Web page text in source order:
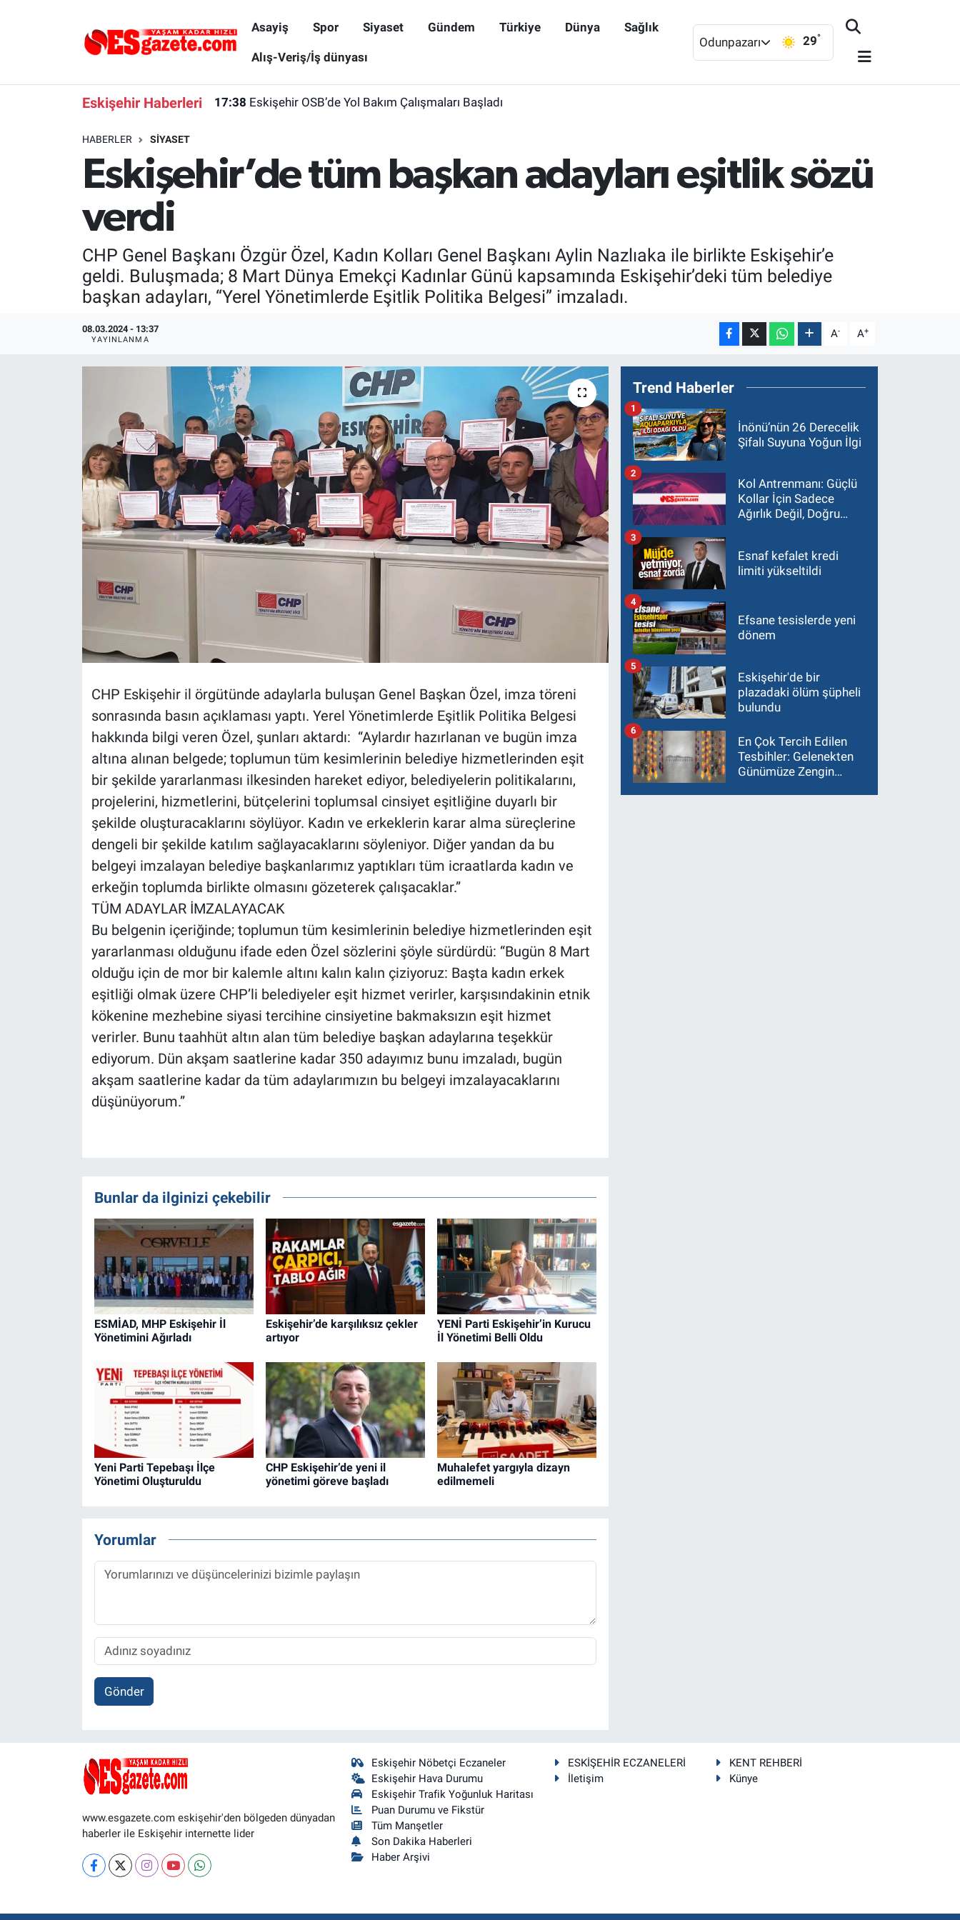
Asayiş Spor Siyaset Gündem Türkiye Dünya Sağlık
Alış-Veriş/İş dünyası
Odunpazarı 29°
Eskişehir Haberleri 17:38 Eskişehir OSB’de Yol Bakım Çalışmaları Başladı
HABERLER SIYASET
Eskişehir’de tüm başkan adayları eşitlik sözü
verdi
CHP Genel Başkanı Özgür Özel, Kadın Kolları Genel Başkanı Aylin Nazlıaka ile birlikte Eskişehir’e
geldi. Buluşmada; 8 Mart Dünya Emekçi Kadınlar Günü kapsamında Eskişehir’deki tüm belediye
başkan adayları, “Yerel Yönetimlerde Eşitlik Politika Belgesi” imzaladı.
08.03.2024 - 13:37
YAYINLANMA A- A+
CHP Eskişehir il örgütünde adaylarla buluşan Genel Başkan Özel, imza töreni
sonrasında basın açıklaması yaptı. Yerel Yönetimlerde Eşitlik Politika Belgesi
hakkında bilgi veren Özel, şunları aktardı: “Aylardır hazırlanan ve bugün imza
altına alınan belgede; toplumun tüm kesimlerinin belediye hizmetlerinden eşit
bir şekilde yararlanması ilkesinden hareket ediyor, belediyelerin politikalarını,
projelerini, hizmetlerini, bütçelerini toplumsal cinsiyet eşitliğine duyarlı bir
şekilde oluşturacaklarını söylüyor. Kadın ve erkeklerin karar alma süreçlerine
dengeli bir şekilde katılım sağlayacaklarını söyleniyor. Diğer yandan da bu
belgeyi imzalayan belediye başkanlarımız yaptıkları tüm icraatlarda kadın ve
erkeğin toplumda birlikte olmasını gözeterek çalışacaklar.”
TÜM ADAYLAR İMZALAYACAK
Bu belgenin içeriğinde; toplumun tüm kesimlerinin belediye hizmetlerinden eşit
yararlanması olduğunu ifade eden Özel sözlerini şöyle sürdürdü: “Bugün 8 Mart
olduğu için de mor bir kalemle altını kalın kalın çiziyoruz: Başta kadın erkek
eşitliği olmak üzere CHP’li belediyeler eşit hizmet verirler, karşısındakinin etnik
kökenine mezhebine siyasi tercihine cinsiyetine bakmaksızın eşit hizmet
verirler. Bunu taahhüt altın alan tüm belediye başkan adaylarına teşekkür
ediyorum. Dün akşam saatlerine kadar 350 adayımız bunu imzaladı, bugün
akşam saatlerine kadar da tüm adaylarımızın bu belgeyi imzalayacaklarını
düşünüyorum.”
Bunlar da ilginizi çekebilir
ESMİAD, MHP Eskişehir İl
Yönetimini Ağırladı
Eskişehir’de karşılıksız çekler
artıyor
YENİ Parti Eskişehir’in Kurucu
İl Yönetimi Belli Oldu
Yeni Parti Tepebaşı İlçe
Yönetimi Oluşturuldu
CHP Eskişehir’de yeni il
yönetimi göreve başladı
Muhalefet yargıyla dizayn
edilmemeli
Yorumlar
Gönder
Trend Haberler
İnönü’nün 26 Derecelik
Şifalı Suyuna Yoğun İlgi
1
Kol Antrenmanı: Güçlü
Kollar İçin Sadece
Ağırlık Değil, Doğru
2
Esnaf kefalet kredi
limiti yükseltildi
3
Efsane tesislerde yeni
dönem
4
Eskişehir'de bir
plazadaki ölüm şüpheli
bulundu
5
En Çok Tercih Edilen
Tesbihler: Gelenekten
Günümüze Zengin
6
www.esgazete.com eskişehir'den bölgeden dünyadan
haberler ile Eskişehir internette lider
Eskişehir Nöbetçi Eczaneler
Eskişehir Hava Durumu
Eskişehir Trafik Yoğunluk Haritası
Puan Durumu ve Fikstür
Tüm Manşetler
Son Dakika Haberleri
Haber Arşivi
ESKİŞEHİR ECZANELERİ
KENT REHBERİ
İletişim
Künye
Alış-Veriş/İş dünyası
Eskişehirspor Arşivi
Ekonomi
Kültür Sanat
Bilim ve Teknoloji
Eskişehir Nöbetçi Eczaneler
Süper Lig Puan Durumu ve Fikstür
Haber Arşivi